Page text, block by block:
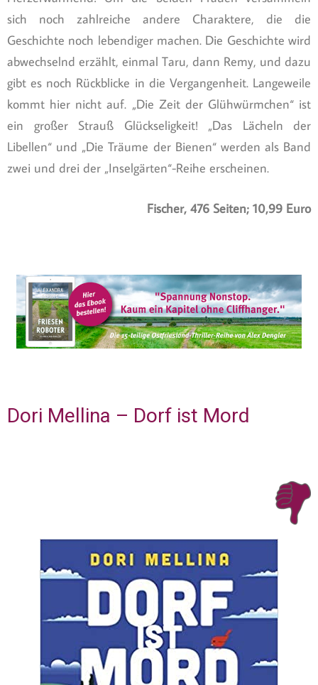
sich noch zahlreiche andere Charaktere, die die
Geschichte noch lebendiger machen. Die Geschichte wird
abwechselnd erzählt, einmal Taru, dann Remy, und dazu
gibt es noch Rückblicke in die Vergangenheit. Langeweile
kommt hier nicht auf. „Die Zeit der Glühwürmchen“ ist
ein großer Strauß Glückseligkeit! „Das Lächeln der
Libellen“ und „Die Träume der Bienen“ werden als Band
zwei und drei der „Inselgärten“-Reihe erscheinen.
Fischer, 476 Seiten; 10,99 Euro
Dori Mellina – Dorf ist Mord